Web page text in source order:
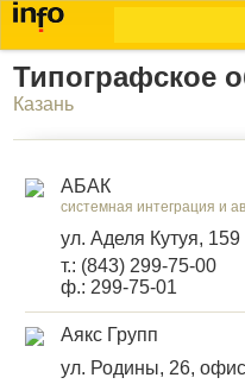
Типографское
Казань
АБАК
системная интеграция и
ул. Аделя Кутуя, 159
т.: (843) 299-75-00
ф.: 299-75-01
Аякс Групп
ул. Родины, 26,